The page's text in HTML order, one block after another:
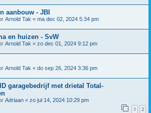
aanbouw - JBI
Arnold Tak « ma dec 02, 2024 5:34 pm
en huizen - SvW
Arnold Tak « zo dec 01, 2024 9:12 pm
Arnold Tak « do sep 26, 2024 3:36 pm
garagebedrijf met drietal Total-
Adriaan « zo jul 14, 2024 10:29 pm
1 2